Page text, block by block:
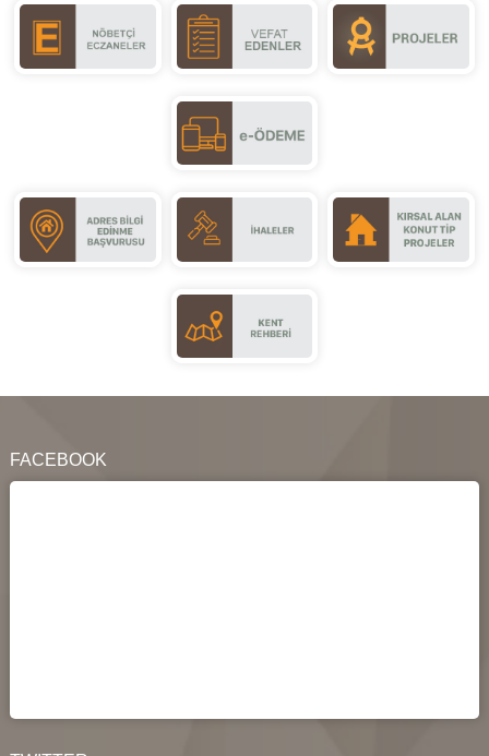
FACEBOOK